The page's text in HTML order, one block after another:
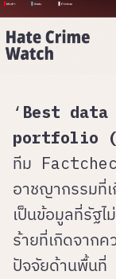
‘ Best
portfolio
ทีม
อาชญากรรมที่
เป็นข้อมูลที่รัฐไ
ร้ายที่เกิดจากค
ปัจจัยด้านพื้นที่